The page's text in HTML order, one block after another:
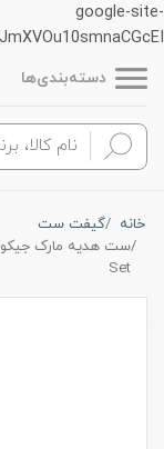
google-site-
دسته‌بندی‌ها
خانه
گیفت ست
Set